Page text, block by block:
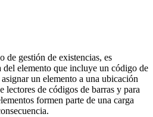
de gestión de existencias, es
elemento que incluye un código de
un elemento a una ubicación
lectores de códigos de barras y para
formen parte de una carga